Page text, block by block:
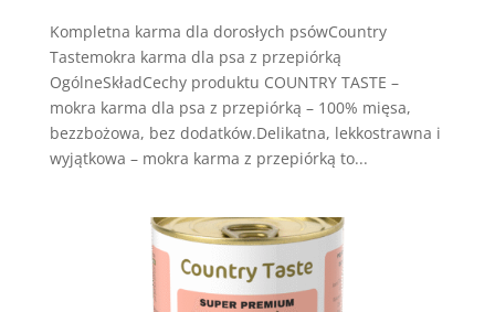
Kompletna karma dla dorosłych psówCountry
Tastemokra karma dla psa z przepiórką
OgólneSkładCechy produktu COUNTRY TASTE –
mokra karma dla psa z przepiórką – 100% mięsa,
bezzbożowa, bez dodatków.Delikatna, lekkostrawna i
wyjątkowa – mokra karma z przepiórką to...